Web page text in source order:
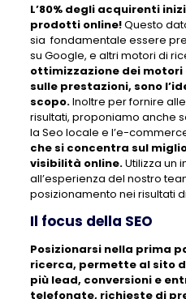
L’80% degli acquirenti
prodotti online!Questo
sia fondamentale essere
su Google, e altri motori di
ottimizzazione dei motori
sulle prestazioni, sono
scopo.Inoltre per fornire
risultati, proponiamo anche
la Seo locale e l’e-
che si concentra sul
visibilità online.Utilizza un
all’esperienza del nostro
posizionamento nei risultati
Il focus della SEO
Posizionarsi nella prima
ricerca, permette al sito
più lead, conversioni e
telefonate, richieste di